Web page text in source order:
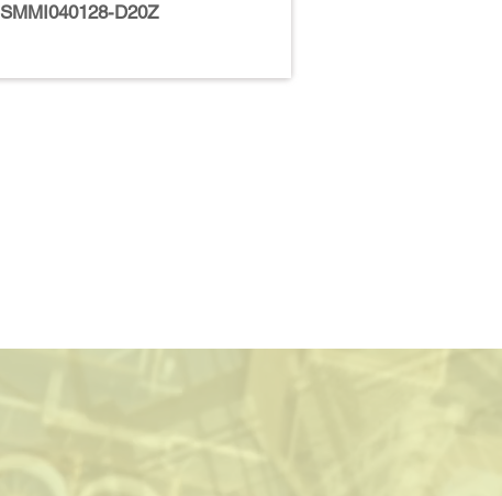
SMMI040128-D20Z